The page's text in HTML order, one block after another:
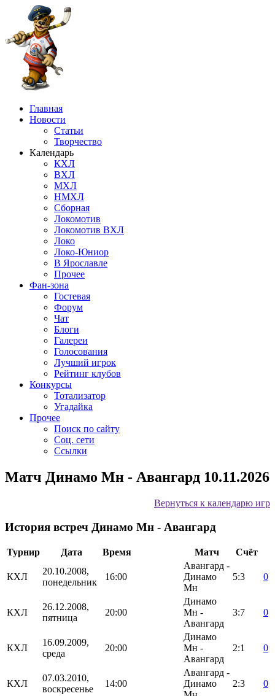
Главная
Новости
Статьи
Творчество
Календарь
КХЛ
ВХЛ
МХЛ
НМХЛ
Сборная
Локомотив
Локомотив ВХЛ
Локо
Локо-Юниор
В Ярославле
Прочее
Фан-зона
Гостевая
Форум
Чат
Блоги
Галереи
Голосования
Лучший игрок
Рейтинг клубов
Конкурсы
Тотализатор
Угадайка
Прочее
Поиск по сайту
Соц. сети
Ссылки
Матч Динамо Мн - Авангард 10.11.2026
Вернуться к календарю игр
История встреч Динамо Мн - Авангард
Турнир Дата Время Матч Счёт
КХЛ
20.10.2008,
понедельник
16:00
Авангард -
Динамо
Мн
5:3 0
КХЛ
26.12.2008,
пятница
20:00
Динамо
Мн -
Авангард
3:7 0
КХЛ
16.09.2009,
среда
20:00
Динамо
Мн -
Авангард
2:1 0
КХЛ
07.03.2010,
воскресенье
14:00
Авангард -
Динамо
2:3 0